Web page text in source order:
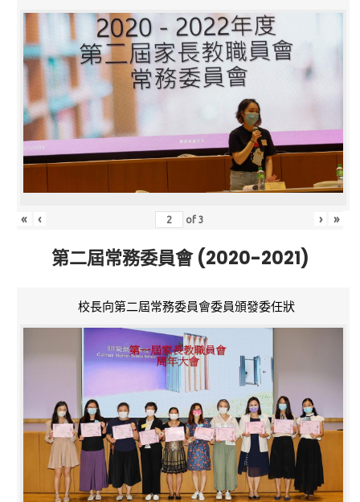
« ‹ of3 › »
第二屆常務委員會 (2020-2021)
校長向第二屆常務委員會委員頒發委任狀